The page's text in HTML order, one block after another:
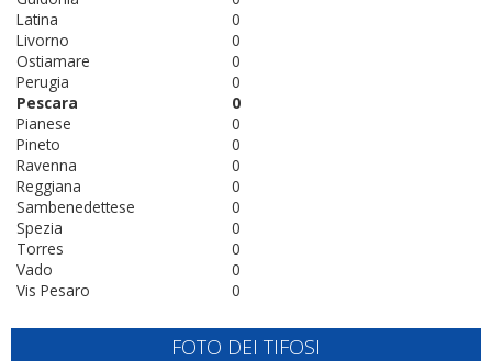
0
Latina
0
Livorno
0
Ostiamare
0
Perugia
0
Pescara
0
Pianese
0
Pineto
0
Ravenna
0
Reggiana
0
Sambenedettese
0
Spezia
0
Torres
0
Vado
0
Vis Pesaro
FOTO DEI TIFOSI